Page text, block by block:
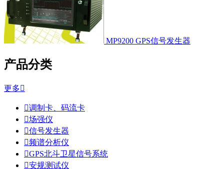
MP9200 GPS信号发生器
产品分类
更多
调制卡、码流卡
场强仪
信号发生器
频谱分析仪
GPS北斗卫星信号系统
安规测试仪